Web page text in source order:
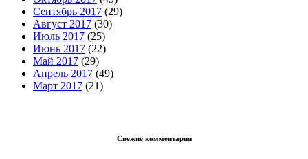
Сентябрь 2017 (29)
Август 2017 (30)
Июль 2017 (25)
Июнь 2017 (22)
Май 2017 (29)
Апрель 2017 (49)
Март 2017 (21)
Свежие комментарии